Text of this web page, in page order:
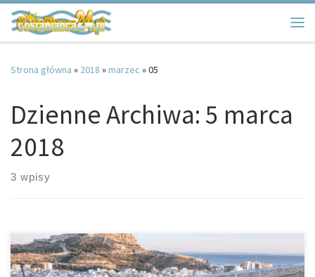
Przejdź do treści
Strona główna » 2018 »marzec »05
Dzienne Archiwa: 5 marca
2018
3 wpisy